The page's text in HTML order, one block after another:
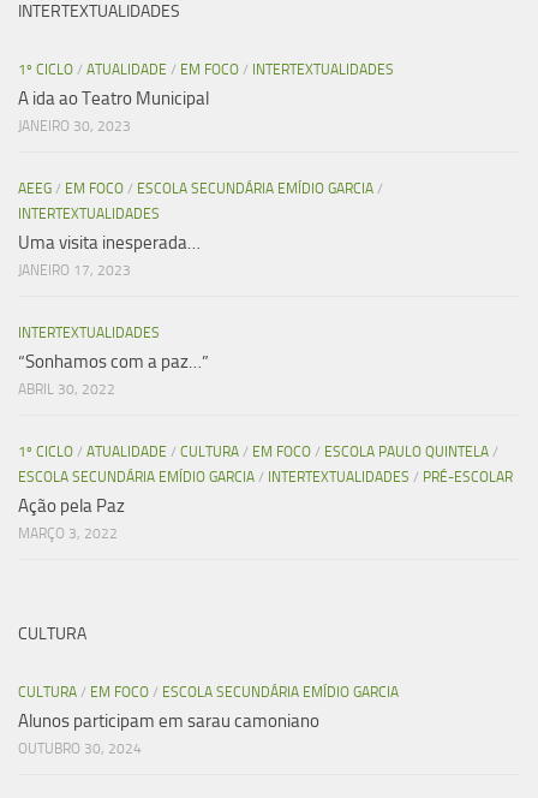
INTERTEXTUALIDADES
1º CICLO / ATUALIDADE / EM FOCO / INTERTEXTUALIDADES
A ida ao Teatro Municipal
JANEIRO 30, 2023
AEEG / EM FOCO / ESCOLA SECUNDÁRIA EMÍDIO GARCIA /
INTERTEXTUALIDADES
Uma visita inesperada…
JANEIRO 17, 2023
INTERTEXTUALIDADES
“Sonhamos com a paz…”
ABRIL 30, 2022
1º CICLO / ATUALIDADE / CULTURA / EM FOCO / ESCOLA PAULO QUINTELA /
ESCOLA SECUNDÁRIA EMÍDIO GARCIA / INTERTEXTUALIDADES / PRÉ-ESCOLAR
Ação pela Paz
MARÇO 3, 2022
CULTURA
CULTURA / EM FOCO / ESCOLA SECUNDÁRIA EMÍDIO GARCIA
Alunos participam em sarau camoniano
OUTUBRO 30, 2024